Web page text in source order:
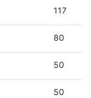
117
80
50
50